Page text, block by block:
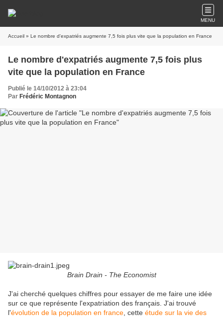
MENU
Accueil » Le nombre d'expatriés augmente 7,5 fois plus vite que la population en France
Le nombre d'expatriés augmente 7,5 fois plus
vite que la population en France
Publié le 14/10/2012 à 23:04
Par Frédéric Montagnon
Brain Drain - The Economist
J'ai cherché quelques chiffres pour essayer de me faire une idée
sur ce que représente l'expatriation des français. J'ai trouvé
l'évolution de la population en france , cette étude sur la vie des